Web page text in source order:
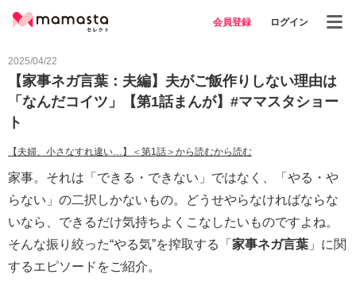
会員登録 ログイン
2025/04/22
【家事ネガ言葉：夫編】夫がご飯作りしない理由は
「なんだコイツ」【第1話まんが】#ママスタショー
ト
【夫婦、小さなすれ違い…】＜第1話＞から読むから読む
家事。それは「できる・できない」ではなく、「やる・や
らない」の二択しかないもの。どうせやらなければならな
いなら、できるだけ気持ちよくこなしたいものですよね。
そんな振り絞った“やる気”を搾取する「 家事ネガ言葉 」に関
するエピソードをご紹介。